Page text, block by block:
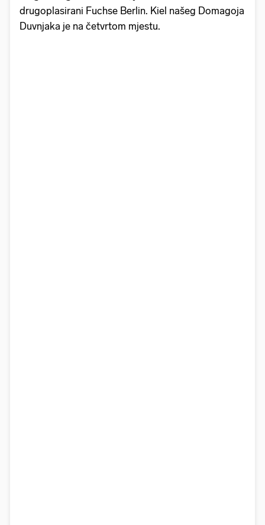
drugoplasirani Fuchse Berlin. Kiel našeg Domagoja
Duvnjaka je na četvrtom mjestu.